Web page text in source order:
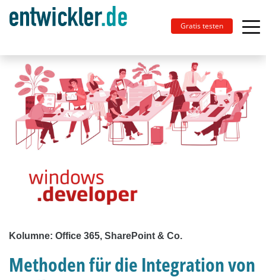
Gratis testen
Kolumne: Office 365, SharePoint & Co.
Methoden für die Integration von